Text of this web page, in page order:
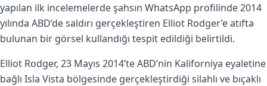
yapılan ilk incelemelerde şahsın WhatsApp profilinde 2014
yılında ABD’de saldırı gerçekleştiren Elliot Rodger’e atıfta
bulunan bir görsel kullandığı tespit edildiği belirtildi.
Elliot Rodger, 23 Mayıs 2014’te ABD’nin Kaliforniya eyaletine
bağlı Isla Vista bölgesinde gerçekleştirdiği silahlı ve bıçaklı